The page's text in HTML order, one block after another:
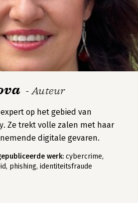
- Auteur
op het gebied van
Ze trekt volle zalen met haar
digitale gevaren.
werk: cybercrime,
phishing, identiteitsfraude